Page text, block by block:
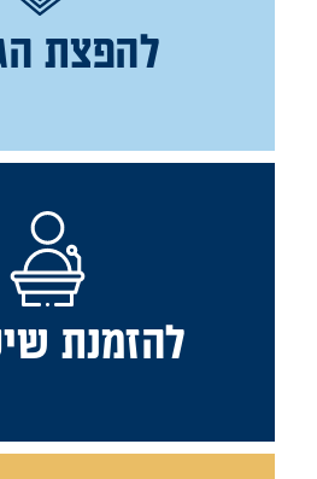
להפצת
להזמנת